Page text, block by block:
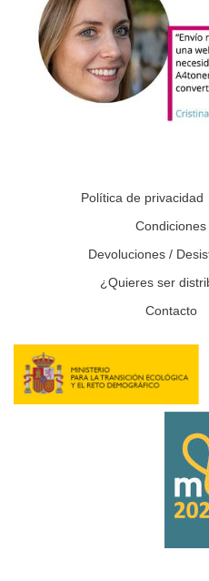
Política de privacidad
Devoluciones /
¿Quieres ser
Contacto